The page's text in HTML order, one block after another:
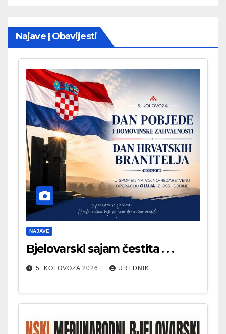
Najave | Obavijesti
NAJAVE
Bjelovarski sajam čestita . . .
5. KOLOVOZA 2026. UREDNIK